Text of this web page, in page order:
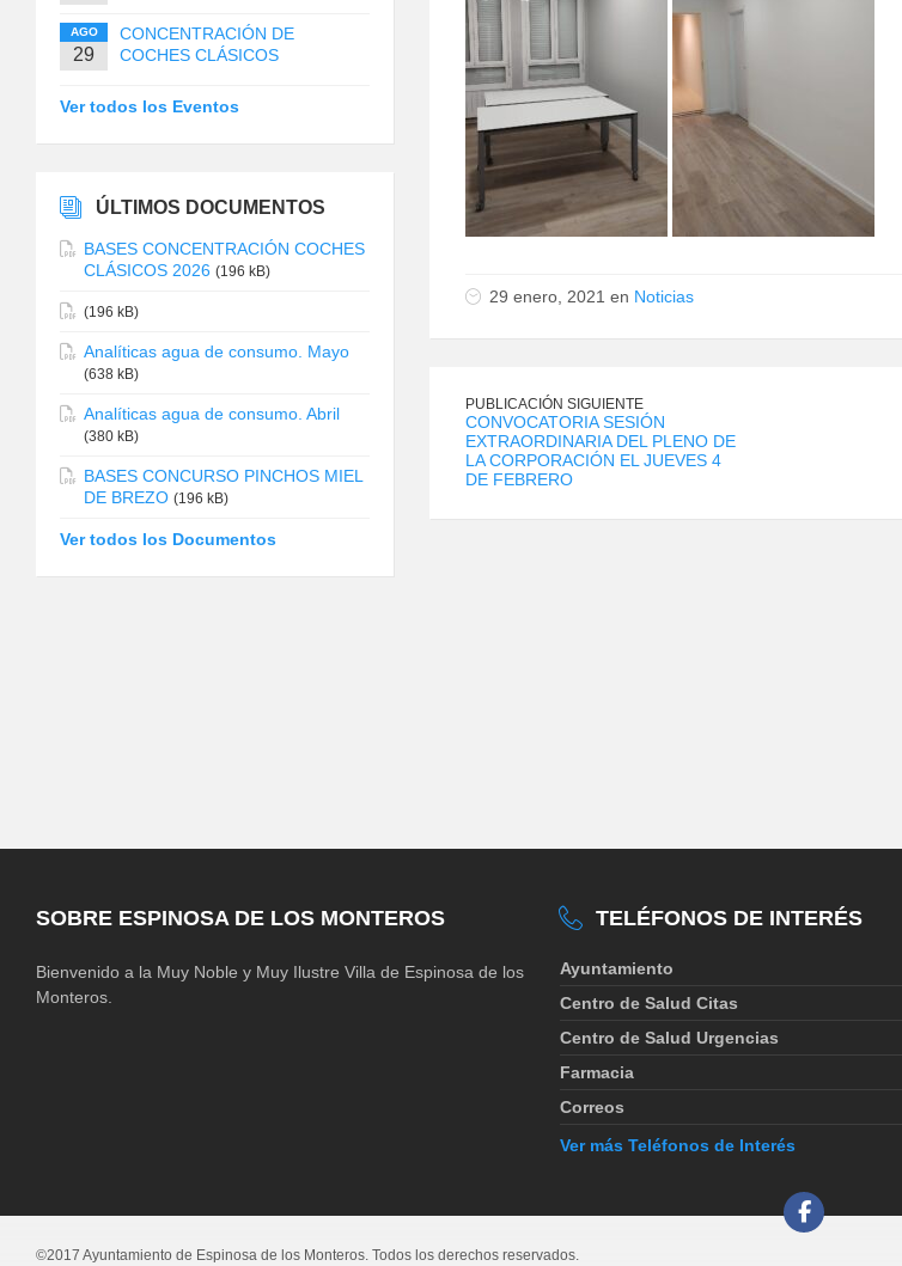
29 enero, 2021 en Noticias
PUBLICACIÓN SIGUIENTE
CONVOCATORIA SESIÓN
EXTRAORDINARIA DEL PLENO DE
LA CORPORACIÓN EL JUEVES 4
DE FEBRERO
AGO
29
CONCENTRACIÓN DE
COCHES CLÁSICOS
Ver todos los Eventos
ÚLTIMOS DOCUMENTOS
BASES CONCENTRACIÓN COCHES
CLÁSICOS 2026 (196 kB)
(196 kB)
Analíticas agua de consumo. Mayo
(638 kB)
Analíticas agua de consumo. Abril
(380 kB)
BASES CONCURSO PINCHOS MIEL
DE BREZO (196 kB)
Ver todos los Documentos
SOBRE ESPINOSA DE LOS MONTEROS
Bienvenido a la Muy Noble y Muy Ilustre Villa de Espinosa de los
Monteros.
TELÉFONOS DE INTERÉS
Ayuntamiento
Centro de Salud Citas
Centro de Salud Urgencias
Farmacia
Correos
Ver más Teléfonos de Interés
©2017 Ayuntamiento de Espinosa de los Monteros. Todos los derechos reservados.